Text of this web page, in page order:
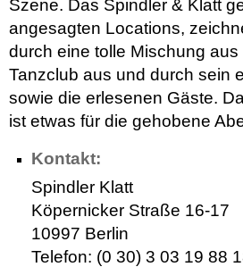
Szene. Das Spindler & Klatt
angesagten Locations,
durch eine tolle Mischung
Tanzclub aus und durch sein
sowie die erlesenen Gäste.
ist etwas für die gehobene
Kontakt:
Spindler Klatt
Köpernicker Straße 16-17
10997 Berlin
Telefon: (0 30) 3 03 19 88